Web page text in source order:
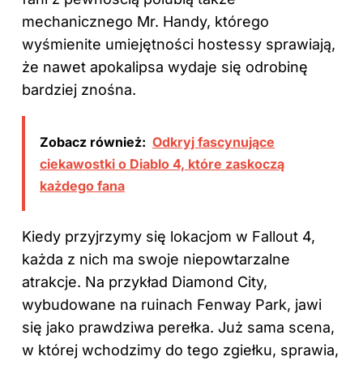
mechanicznego Mr. Handy, którego
wyśmienite umiejętności hostessy sprawiają,
że nawet apokalipsa wydaje się odrobinę
bardziej znośna.
Zobacz również: Odkryj fascynujące
ciekawostki o Diablo 4, które zaskoczą
każdego fana
Kiedy przyjrzymy się lokacjom w Fallout 4,
każda z nich ma swoje niepowtarzalne
atrakcje. Na przykład Diamond City,
wybudowane na ruinach Fenway Park, jawi
się jako prawdziwa perełka. Już sama scena,
w której wchodzimy do tego zgiełku, sprawia,